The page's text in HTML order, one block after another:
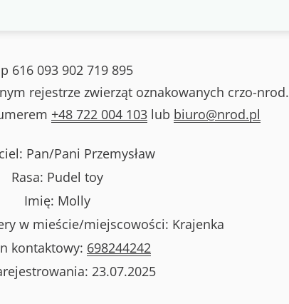
616 093 902 719 895
rejestrze zwierząt oznakowanych crzo-nrod.
+48 722 004 103 lub biuro@nrod.pl
Pan/Pani Przemysław
Rasa: Pudel toy
Imię: Molly
w mieście/miejscowości: Krajenka
kontaktowy: 698244242
23.07.2025